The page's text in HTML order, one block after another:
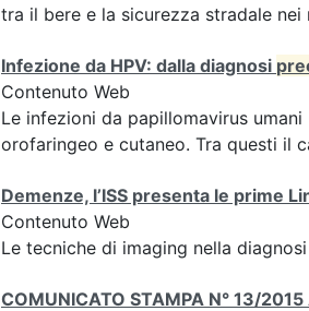
tra il bere e la sicurezza stradale nei
Infezione da HPV: dalla diagnosi
Contenuto Web
Le infezioni da papillomavirus
orofaringeo e cutaneo. Tra questi il
Demenze, l’ISS presenta le prime
Contenuto Web
Le tecniche di imaging nella
COMUNICATO STAMPA N° 13/